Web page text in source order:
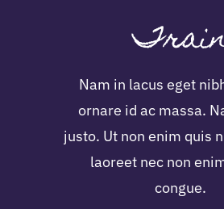
Nam in lacus eget
ornare id ac massa.
justo. Ut non enim quis
laoreet nec non
congue.